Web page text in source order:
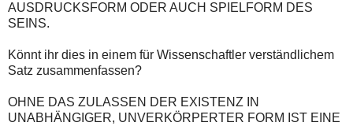
AUSDRUCKSFORM ODER AUCH SPIELFORM DES
SEINS.
Könnt ihr dies in einem für Wissenschaftler verständlichem
Satz zusammenfassen?
OHNE DAS ZULASSEN DER EXISTENZ IN
UNABHÄNGIGER, UNVERKÖRPERTER FORM IST EINE